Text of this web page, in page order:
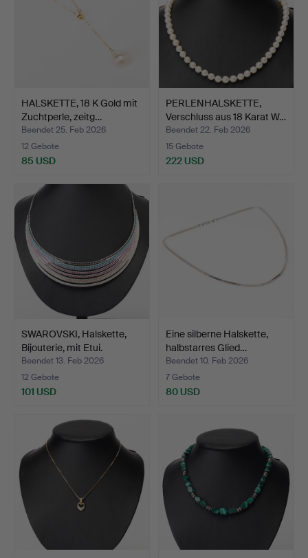
HALSKETTE, 18 K Gold mit
Zuchtperle, zeitg…
Beendet 25. Feb 2026
12 Gebote
85 USD
PERLENHALSKETTE,
Verschluss aus 18 Karat W…
Beendet 22. Feb 2026
15 Gebote
222 USD
SWAROVSKI, Halskette,
Bijouterie, mit Etui.
Beendet 13. Feb 2026
12 Gebote
101 USD
Eine silberne Halskette,
halbstarres Glied…
Beendet 10. Feb 2026
7 Gebote
80 USD